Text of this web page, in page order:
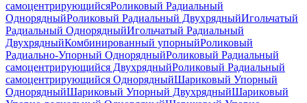
самоцентрирующийсяРоликовый Радиальный
ОднорядныйРоликовый Радиальный ДвухрядныйИгольчатый
Радиальный ОднорядныйИгольчатый Радиальный
ДвухрядныйКомбинированный упорныйРоликовый
Радиально-Упорный ОднорядныйРоликовый Радиальный
самоцентрирующийся ДвухрядныйРоликовый Радиальный
самоцентрирующийся ОднорядныйШариковый Упорный
ОднорядныйШариковый Упорный ДвухрядныйШариковый